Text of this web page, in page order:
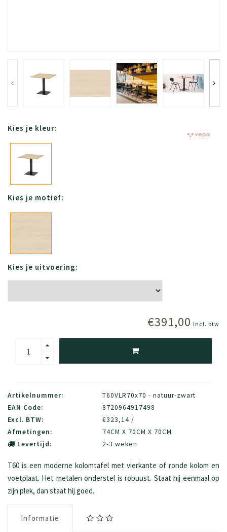
Kies je kleur:
Kies je motief:
Kies je uitvoering:
€391,00 Incl. btw
Artikelnummer:
T60VLR70x70 - natuur-zwart
EAN Code:
8720964917498
Excl. BTW:
€323,14 /
Afmetingen:
74CM X 70CM X 70CM
Levertijd:
2-3 weken
T60 is een moderne kolomtafel met vierkante of ronde kolom en
voetplaat. Het metalen onderstel is robuust. Staat hij eenmaal op
zijn plek, dan staat hij goed.
Informatie